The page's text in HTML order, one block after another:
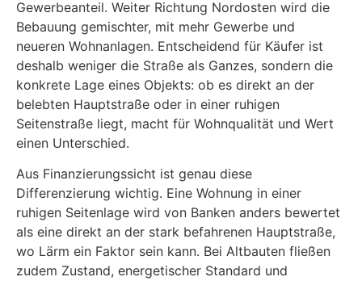
Gewerbeanteil. Weiter Richtung Nordosten wird die
Bebauung gemischter, mit mehr Gewerbe und
neueren Wohnanlagen. Entscheidend für Käufer ist
deshalb weniger die Straße als Ganzes, sondern die
konkrete Lage eines Objekts: ob es direkt an der
belebten Hauptstraße oder in einer ruhigen
Seitenstraße liegt, macht für Wohnqualität und Wert
einen Unterschied.
Aus Finanzierungssicht ist genau diese
Differenzierung wichtig. Eine Wohnung in einer
ruhigen Seitenlage wird von Banken anders bewertet
als eine direkt an der stark befahrenen Hauptstraße,
wo Lärm ein Faktor sein kann. Bei Altbauten fließen
zudem Zustand, energetischer Standard und